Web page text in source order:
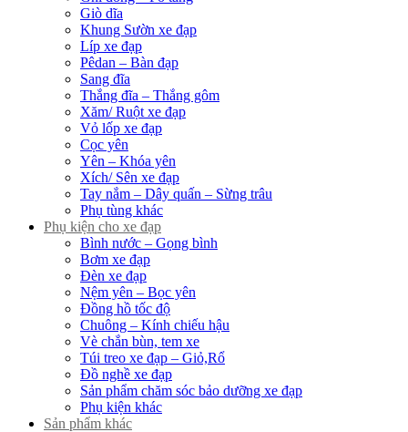
Giò dĩa
Khung Sườn xe đạp
Líp xe đạp
Pêdan – Bàn đạp
Sang đĩa
Thắng đĩa – Thắng gôm
Xăm/ Ruột xe đạp
Vỏ lốp xe đạp
Cọc yên
Yên – Khóa yên
Xích/ Sên xe đạp
Tay nắm – Dây quấn – Sừng trâu
Phụ tùng khác
Phụ kiện cho xe đạp
Bình nước – Gọng bình
Bơm xe đạp
Đèn xe đạp
Nệm yên – Bọc yên
Đồng hồ tốc độ
Chuông – Kính chiếu hậu
Vè chắn bùn, tem xe
Túi treo xe đạp – Giỏ,Rổ
Đồ nghề xe đạp
Sản phẩm chăm sóc bảo dưỡng xe đạp
Phụ kiện khác
Sản phẩm khác